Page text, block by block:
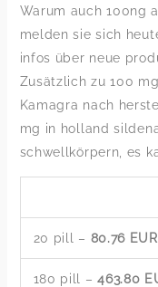
Warum auch 100ng
melden sie sich
infos über neue
Zusätzlich zu 100
Kamagra nach
mg in holland
schwellkörpern, es
20 pill – 80.76 EUR
180 pill –463.80